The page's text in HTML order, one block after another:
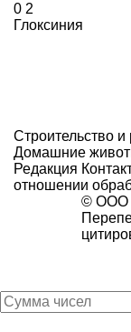
0 2
Глоксиния
Строительство и
Домашние
Редакция
отношении
© ООО